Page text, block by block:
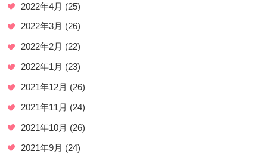
2022年4月 (25)
2022年3月 (26)
2022年2月 (22)
2022年1月 (23)
2021年12月 (26)
2021年11月 (24)
2021年10月 (26)
2021年9月 (24)